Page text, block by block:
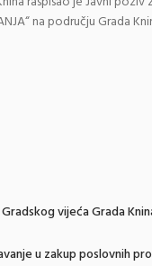
na području Grada
vijeća Grada
u zakup poslovnih